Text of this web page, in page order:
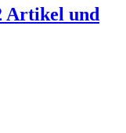
Artikel und